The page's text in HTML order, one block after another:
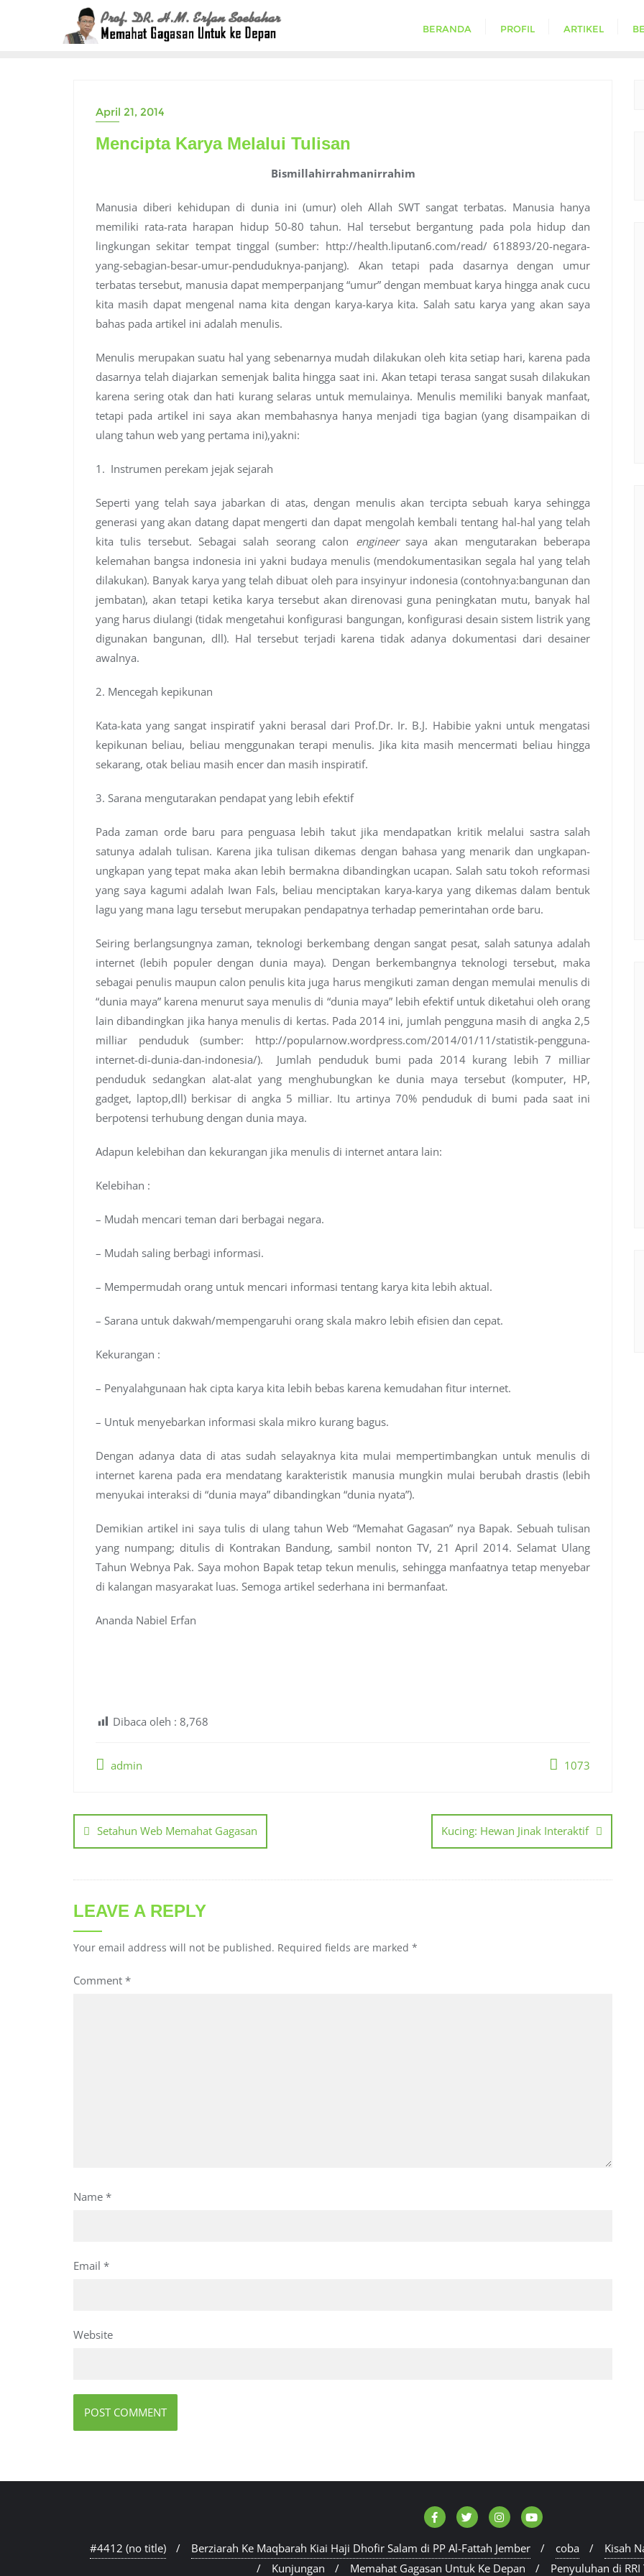
BERANDA PROFIL ARTIKEL
April 21, 2014
Mencipta Karya Melalui Tulisan
Bismillahirrahmanirrahim
Manusia diberi kehidupan di dunia ini (umur) oleh Allah SWT sangat terbatas. Manusia hanya
memiliki rata-rata harapan hidup 50-80 tahun. Hal tersebut bergantung pada pola hidup dan
lingkungan sekitar tempat tinggal (sumber: http://health.liputan6.com/read/ 618893/20-negara-
yang-sebagian-besar-umur-penduduknya-panjang). Akan tetapi pada dasarnya dengan umur
terbatas tersebut, manusia dapat memperpanjang “umur” dengan membuat karya hingga anak cucu
kita masih dapat mengenal nama kita dengan karya-karya kita. Salah satu karya yang akan saya
bahas pada artikel ini adalah menulis.
Menulis merupakan suatu hal yang sebenarnya mudah dilakukan oleh kita setiap hari, karena pada
dasarnya telah diajarkan semenjak balita hingga saat ini. Akan tetapi terasa sangat susah dilakukan
karena sering otak dan hati kurang selaras untuk memulainya. Menulis memiliki banyak manfaat,
tetapi pada artikel ini saya akan membahasnya hanya menjadi tiga bagian (yang disampaikan di
ulang tahun web yang pertama ini),yakni:
1. Instrumen perekam jejak sejarah
Seperti yang telah saya jabarkan di atas, dengan menulis akan tercipta sebuah karya sehingga
generasi yang akan datang dapat mengerti dan dapat mengolah kembali tentang hal-hal yang telah
kita tulis tersebut. Sebagai salah seorang calon engineersaya akan mengutarakan beberapa
kelemahan bangsa indonesia ini yakni budaya menulis (mendokumentasikan segala hal yang telah
dilakukan). Banyak karya yang telah dibuat oleh para insyinyur indonesia (contohnya:bangunan dan
jembatan), akan tetapi ketika karya tersebut akan direnovasi guna peningkatan mutu, banyak hal
yang harus diulangi (tidak mengetahui konfigurasi bangungan, konfigurasi desain sistem listrik yang
digunakan bangunan, dll). Hal tersebut terjadi karena tidak adanya dokumentasi dari desainer
awalnya.
2. Mencegah kepikunan
Kata-kata yang sangat inspiratif yakni berasal dari Prof.Dr. Ir. B.J. Habibie yakni untuk mengatasi
kepikunan beliau, beliau menggunakan terapi menulis. Jika kita masih mencermati beliau hingga
sekarang, otak beliau masih encer dan masih inspiratif.
3. Sarana mengutarakan pendapat yang lebih efektif
Pada zaman orde baru para penguasa lebih takut jika mendapatkan kritik melalui sastra salah
satunya adalah tulisan. Karena jika tulisan dikemas dengan bahasa yang menarik dan ungkapan-
ungkapan yang tepat maka akan lebih bermakna dibandingkan ucapan. Salah satu tokoh reformasi
yang saya kagumi adalah Iwan Fals, beliau menciptakan karya-karya yang dikemas dalam bentuk
lagu yang mana lagu tersebut merupakan pendapatnya terhadap pemerintahan orde baru.
Seiring berlangsungnya zaman, teknologi berkembang dengan sangat pesat, salah satunya adalah
internet (lebih populer dengan dunia maya). Dengan berkembangnya teknologi tersebut, maka
sebagai penulis maupun calon penulis kita juga harus mengikuti zaman dengan memulai menulis di
“dunia maya” karena menurut saya menulis di “dunia maya” lebih efektif untuk diketahui oleh orang
lain dibandingkan jika hanya menulis di kertas. Pada 2014 ini, jumlah pengguna masih di angka 2,5
milliar penduduk (sumber: http://popularnow.wordpress.com/2014/01/11/statistik-pengguna-
internet-di-dunia-dan-indonesia/). Jumlah penduduk bumi pada 2014 kurang lebih 7 milliar
penduduk sedangkan alat-alat yang menghubungkan ke dunia maya tersebut (komputer, HP,
gadget, laptop,dll) berkisar di angka 5 milliar. Itu artinya 70% penduduk di bumi pada saat ini
berpotensi terhubung dengan dunia maya.
Adapun kelebihan dan kekurangan jika menulis di internet antara lain:
Kelebihan :
– Mudah mencari teman dari berbagai negara.
– Mudah saling berbagi informasi.
– Mempermudah orang untuk mencari informasi tentang karya kita lebih aktual.
– Sarana untuk dakwah/mempengaruhi orang skala makro lebih efisien dan cepat.
Kekurangan :
– Penyalahgunaan hak cipta karya kita lebih bebas karena kemudahan fitur internet.
– Untuk menyebarkan informasi skala mikro kurang bagus.
Dengan adanya data di atas sudah selayaknya kita mulai mempertimbangkan untuk menulis di
internet karena pada era mendatang karakteristik manusia mungkin mulai berubah drastis (lebih
menyukai interaksi di “dunia maya” dibandingkan “dunia nyata”).
Demikian artikel ini saya tulis di ulang tahun Web “Memahat Gagasan” nya Bapak. Sebuah tulisan
yang numpang; ditulis di Kontrakan Bandung, sambil nonton TV, 21 April 2014. Selamat Ulang
Tahun Webnya Pak. Saya mohon Bapak tetap tekun menulis, sehingga manfaatnya tetap menyebar
di kalangan masyarakat luas. Semoga artikel sederhana ini bermanfaat.
Ananda Nabiel Erfan
Dibaca oleh : 8,768
admin 1073
navigation
Setahun Web Memahat Gagasan Kucing: Hewan Jinak Interaktif
LEAVE A REPLY
Your email address will not be published. Required fields are marked *
Comment *
Name *
Email *
Website
#4412 (no title) Berziarah Ke Maqbarah Kiai Haji Dhofir Salam di PP Al-Fattah Jember coba
Kisah
Kunjungan
Memahat Gagasan Untuk Ke Depan Penyuluhan di